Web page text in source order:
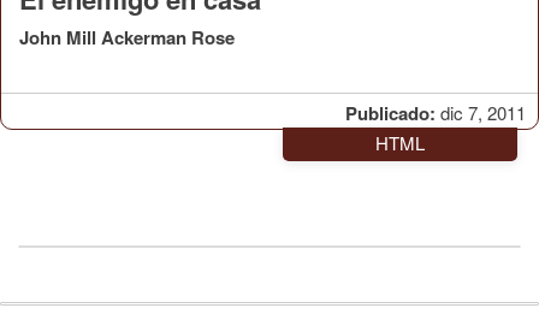
Publicado: dic 7, 2011
John Mill Ackerman Rose
HTML